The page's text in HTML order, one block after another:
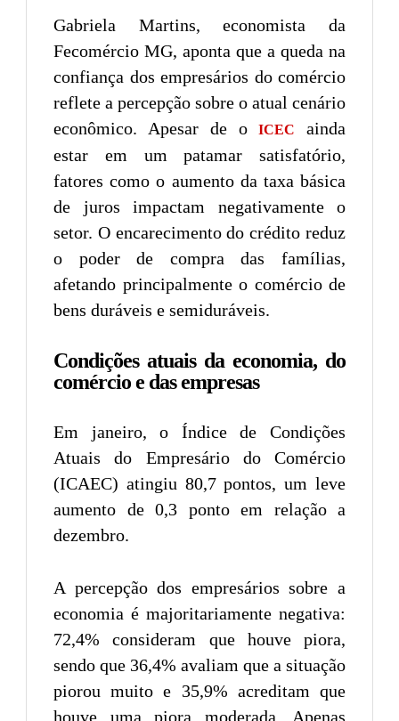
Gabriela Martins, economista da
Fecomércio MG, aponta que a queda na
confiança dos empresários do comércio
reflete a percepção sobre o atual cenário
econômico. Apesar de o ICEC
ainda
estar em um patamar satisfatório,
fatores como o aumento da taxa básica
de juros impactam negativamente o
setor. O encarecimento do crédito reduz
o poder de compra das famílias,
afetando principalmente o comércio de
bens duráveis e semiduráveis.
Condições atuais da economia, do
comércio e das empresas
Em janeiro, o Índice de Condições
Atuais do Empresário do Comércio
(ICAEC) atingiu 80,7 pontos, um leve
aumento de 0,3 ponto em relação a
dezembro.
A percepção dos empresários sobre a
economia é majoritariamente negativa:
72,4% consideram que houve piora,
sendo que 36,4% avaliam que a situação
piorou muito e 35,9% acreditam que
houve uma piora moderada. Apenas